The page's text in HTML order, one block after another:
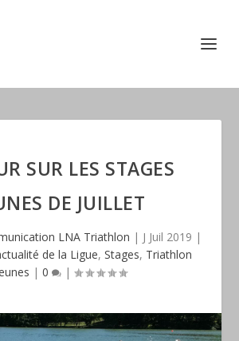
SUR LES STAGES
DE JUILLET
LNA Triathlon | J Juil 2019 |
de la Ligue, Stages, Triathlon
| 0 |